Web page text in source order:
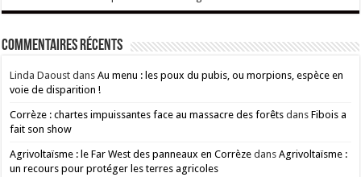
Commentaires récents
Linda Daoust dansAu menu : les poux du pubis, ou morpions, espèce en
voie de disparition !
Corrèze : chartes impuissantes face au massacre des forêts dansFibois a
fait son show
Agrivoltaïsme : le Far West des panneaux en Corrèze dansAgrivoltaïsme :
un recours pour protéger les terres agricoles